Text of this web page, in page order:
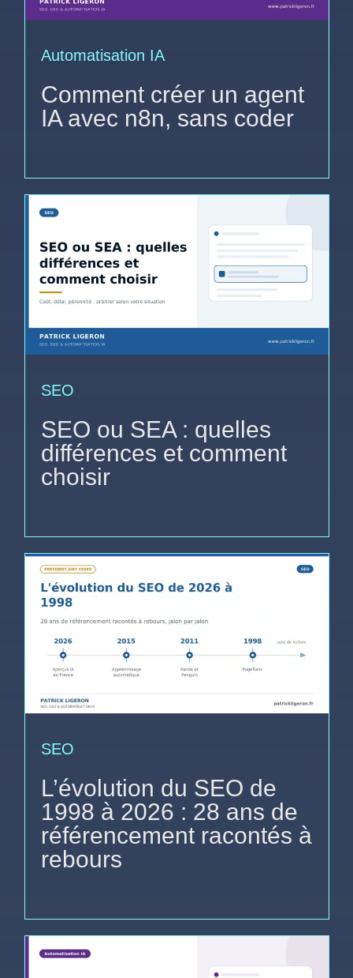
Automatisation IA
Comment créer un agent
IA avec n8n, sans coder
SEO
SEO ou SEA : quelles
différences et comment
choisir
SEO
L’évolution du SEO de
1998 à 2026 : 28 ans de
référencement racontés à
rebours